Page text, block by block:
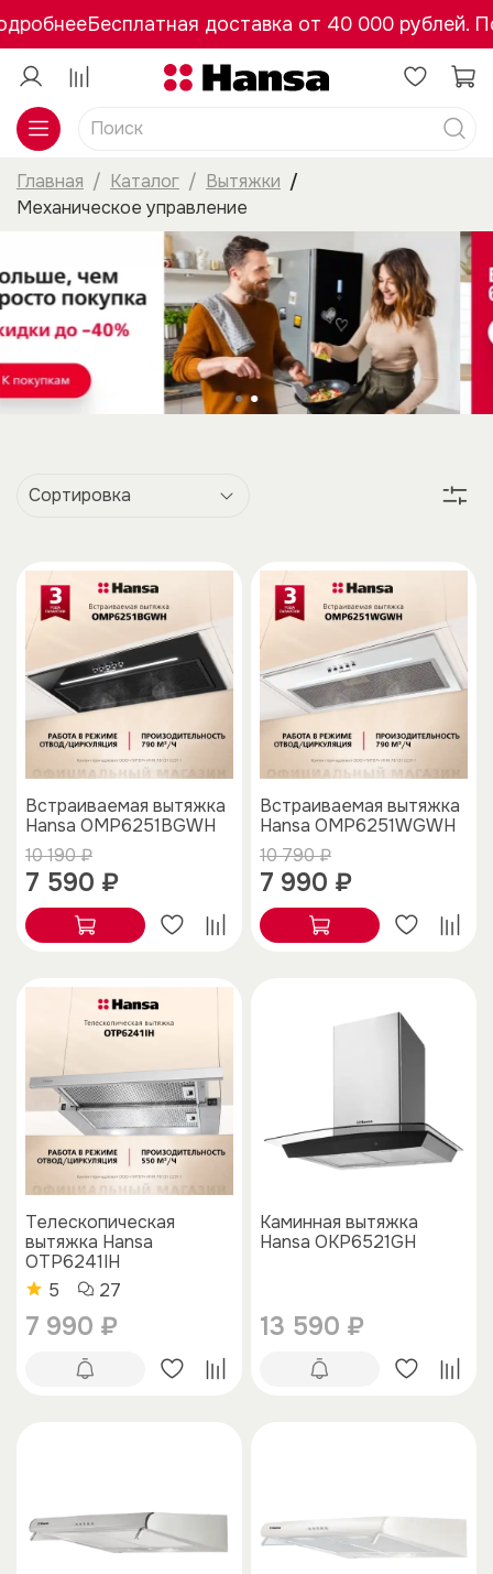
Бесплатная доставка от 40 000 рублей.
Главная Каталог
Вытяжки
Механическое управление
Встраиваемая вытяжка
Hansa OMP6251BGWH
10 190 ₽
7 590 ₽
Встраиваемая вытяжка
Hansa OMP6251WGWH
10 790 ₽
7 990 ₽
Телескопическая
вытяжка Hansa
OTP6241IH
5
27
7 990 ₽
Каминная вытяжка
Hansa OKP6521GH
13 590 ₽